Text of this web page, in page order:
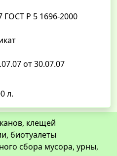
ГОСТ Р 5 1696-2000
от 30.07.07
л.
клещей
биотуалеты
сбора мусора, урны,